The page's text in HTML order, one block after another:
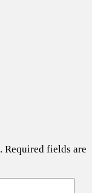
Required fields are